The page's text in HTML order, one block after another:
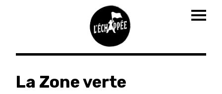
Aller
contenu
La Zone verte